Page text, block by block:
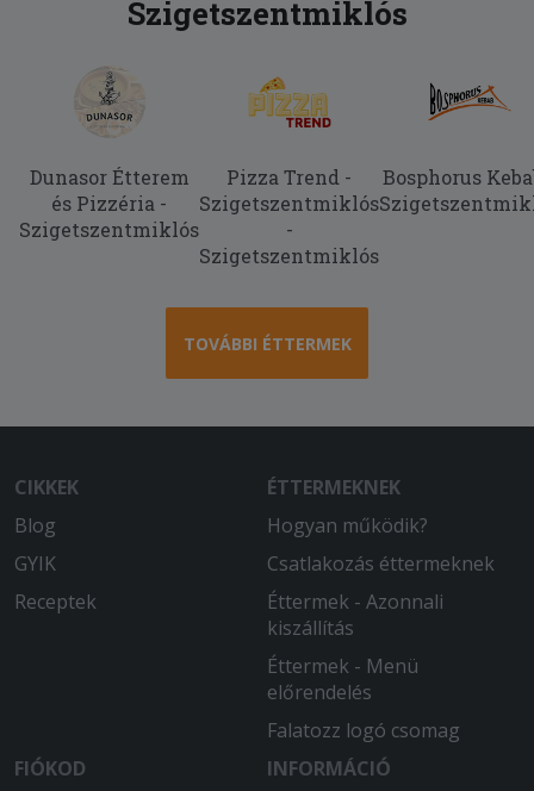
Szigetszentmiklós
Dunasor Étterem
és Pizzéria -
Szigetszentmiklós
Pizza Trend -
Szigetszentmiklós
-
Szigetszentmiklós
Bosphorus
TOVÁBBI ÉTTERMEK
CIKKEK
Blog
GYIK
Receptek
ÉTTERMEKNEK
Hogyan működik?
Csatlakozás éttermeknek
Éttermek - Azonnali
kiszállítás
Éttermek - Menü
előrendelés
Falatozz logó csomag
FIÓKOD
INFORMÁCIÓ